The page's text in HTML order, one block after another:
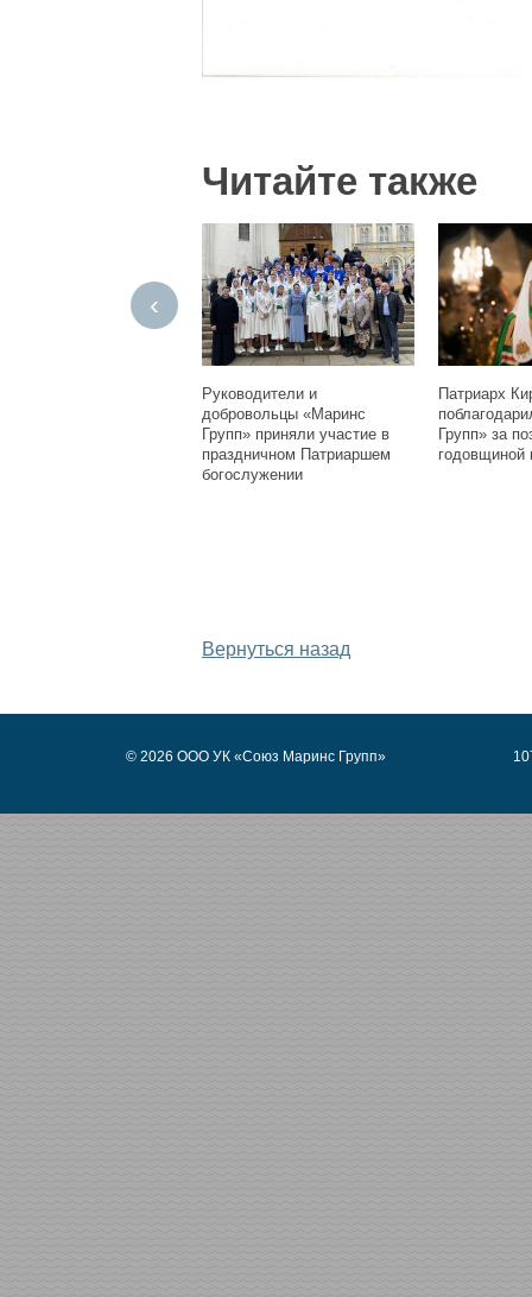
Читайте также
‹
Руководители и
добровольцы «Маринс
Групп» приняли участие в
праздничном Патриаршем
богослужении
Патриарх
Групп» за
годовщиной
Вернуться назад
© 2026 ООО УК «Союз Маринс Групп»